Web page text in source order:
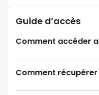
Guide d’accès
Comment accéder
Comment